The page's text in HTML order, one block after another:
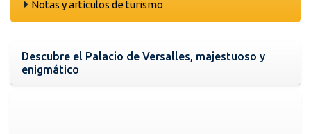
Notas y artículos de turismo
Descubre el Palacio de Versalles, majestuoso y
enigmático